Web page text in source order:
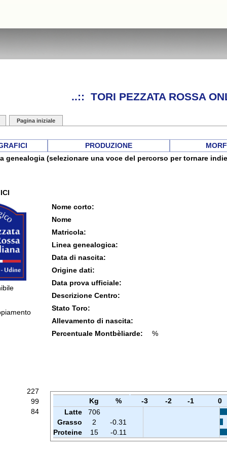
..:: TORI PEZZATA ROSSA
Pagina iniziale
PRODUZIONE
genealogia (selezionare una voce del percorso per tornare
Nome corto:
Nome
Matricola:
Linea genealogica:
Data di nascita:
Origine dati:
Data prova ufficiale:
Descrizione Centro:
Stato Toro:
Allevamento di nascita:
Percentuale Montbèliarde:
%
227
99
84
Kg % -3 -2 -1
0
Latte
706
Grasso
2
-0.31
Proteine
15 -0.11